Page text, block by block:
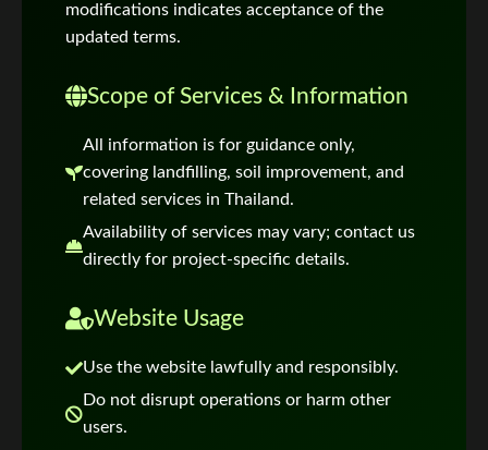
modifications indicates acceptance of the
updated terms.
Scope of Services & Information
All information is for guidance only,
covering landfilling, soil improvement, and
related services in Thailand.
Availability of services may vary; contact us
directly for project-specific details.
Website Usage
Use the website lawfully and responsibly.
Do not disrupt operations or harm other
users.